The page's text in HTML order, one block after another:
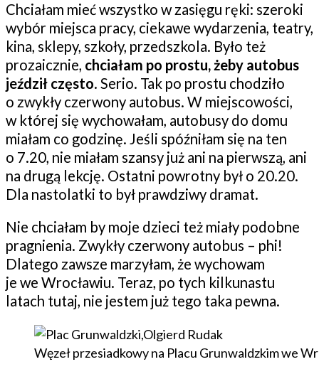
Chciałam mieć wszystko w zasięgu ręki: szeroki
wybór miejsca pracy, ciekawe wydarzenia, teatry,
kina, sklepy, szkoły, przedszkola. Było też
prozaicznie, chciałam po prostu, żeby autobus
jeździł często. Serio. Tak po prostu chodziło
o zwykły czerwony autobus. W miejscowości,
w której się wychowałam, autobusy do domu
miałam co godzinę. Jeśli spóźniłam się na ten
o 7.20, nie miałam szansy już ani na pierwszą, ani
na drugą lekcję. Ostatni powrotny był o 20.20.
Dla nastolatki to był prawdziwy dramat.
Nie chciałam by moje dzieci też miały podobne
pragnienia. Zwykły czerwony autobus – phi!
Dlatego zawsze marzyłam, że wychowam
je we Wrocławiu. Teraz, po tych kilkunastu
latach tutaj, nie jestem już tego taka pewna.
Węzeł przesiadkowy na Placu Grunwaldzkim we